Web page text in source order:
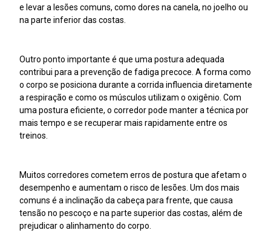
e levar a lesões comuns, como dores na canela, no joelho ou
na parte inferior das costas.
Outro ponto importante é que uma postura adequada
contribui para a prevenção de fadiga precoce. A forma como
o corpo se posiciona durante a corrida influencia diretamente
a respiração e como os músculos utilizam o oxigênio. Com
uma postura eficiente, o corredor pode manter a técnica por
mais tempo e se recuperar mais rapidamente entre os
treinos.
Muitos corredores cometem erros de postura que afetam o
desempenho e aumentam o risco de lesões. Um dos mais
comuns é a inclinação da cabeça para frente, que causa
tensão no pescoço e na parte superior das costas, além de
prejudicar o alinhamento do corpo.